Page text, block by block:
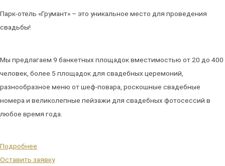
Парк-отель «Грумант» – это уникальное место для проведения
свадьбы!
Мы предлагаем 9 банкетных площадок вместимостью от 20 до 400
человек, более 5 площадок для свадебных церемоний,
разнообразное меню от шеф-повара, роскошные свадебные
номера и великолепные пейзажи для свадебных фотосессий в
любое время года.
Подробнее
Оставить заявку